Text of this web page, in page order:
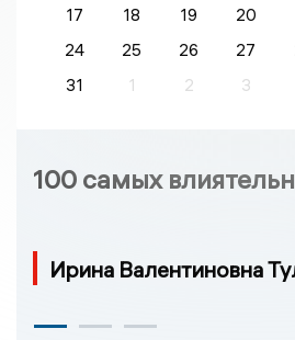
17 18 19 20
24
25 26 27
31
1 2 3
100 самых
Ирина Валентиновна